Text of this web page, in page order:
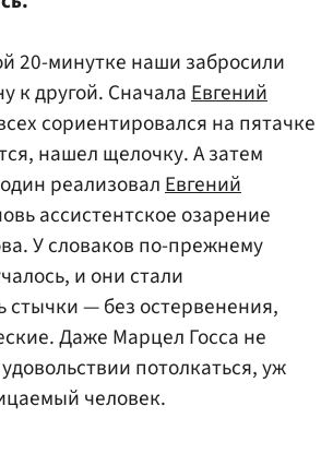
20-минутке наши забросили
к другой. СначалаЕвгений
сориентировался на пятачке
нашел щелочку. А затем
реализовалЕвгений
ассистентское озарение
У словаков по-прежнему
и они стали
стычки — без остервенения,
Даже Марцел Госса не
потолкаться, уж
человек.